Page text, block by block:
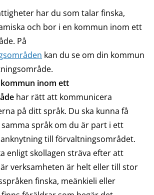
har du som talar finska,
och bor i en kommun inom ett
På
kan du se om din kommun
inom ett
har rätt att kommunicera
på ditt språk. Du ska kunna få
språk om du är part i ett
till förvaltningsområdet.
enligt skollagen sträva efter att
verksamheten är helt eller till stor
finska, meänkieli eller